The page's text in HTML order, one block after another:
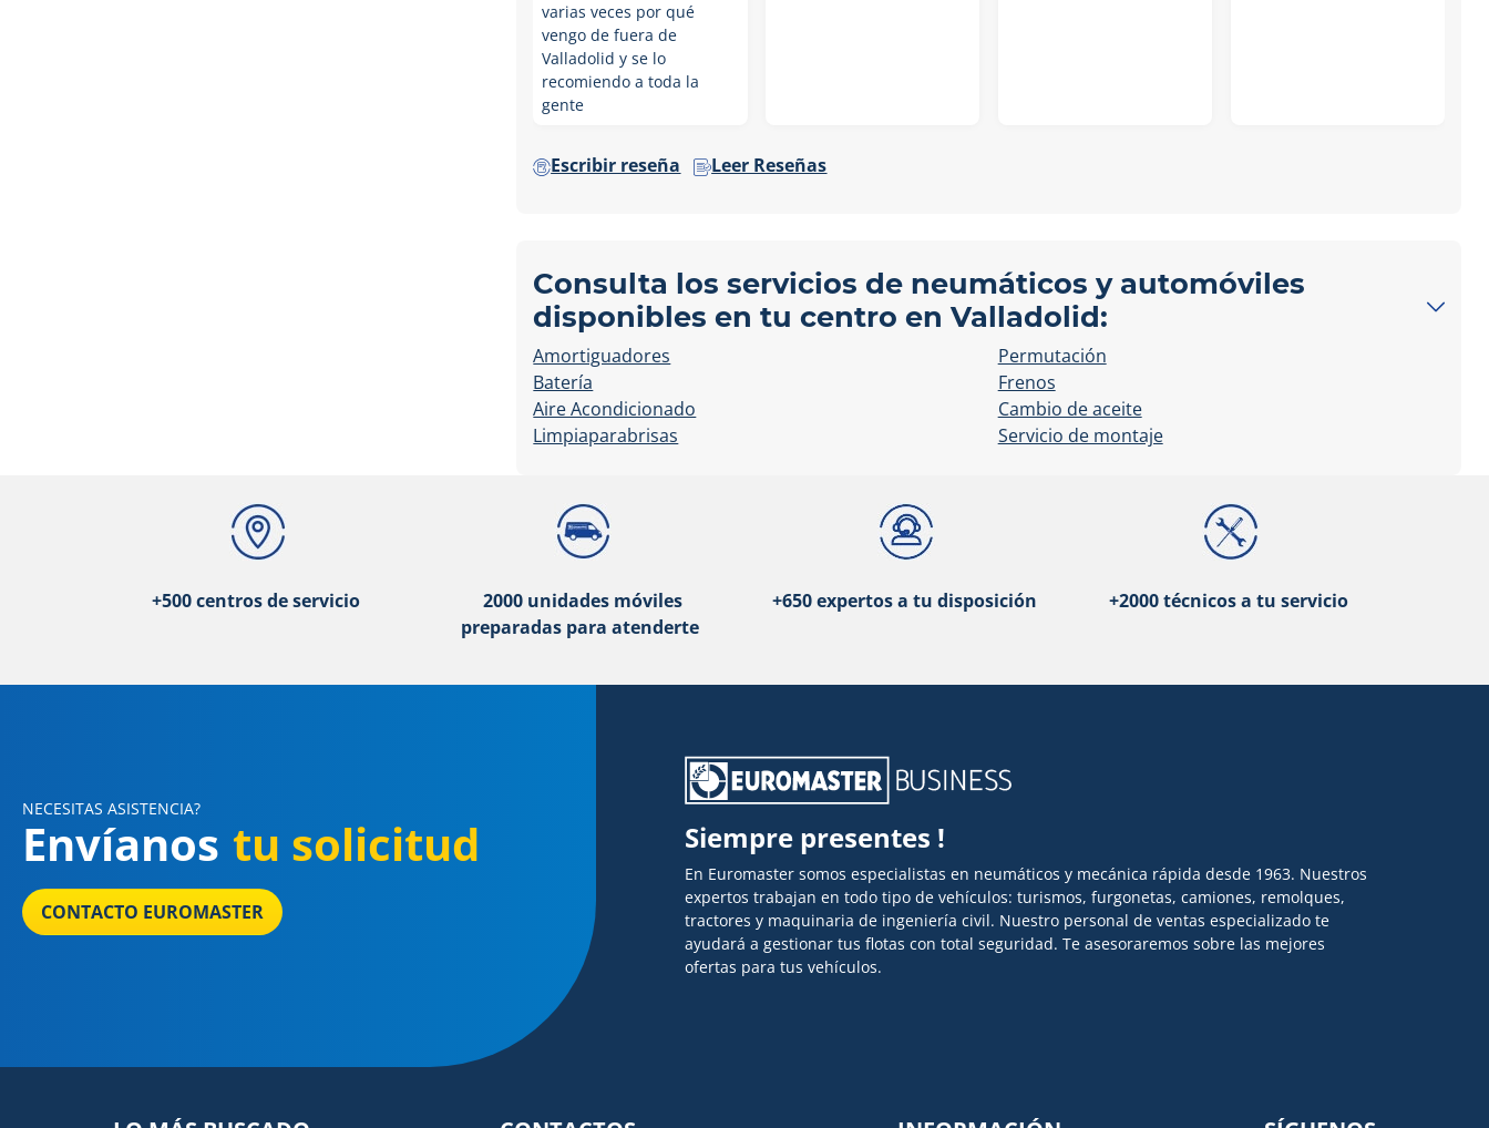
varias veces por qué
vengo de fuera de
Valladolid y se lo
recomiendo a toda la
gente
Escribir reseña Leer Reseñas
Consulta los servicios de neumáticos y automóviles
disponibles en tu centro en Valladolid:
Amortiguadores
Batería
Aire Acondicionado
Limpiaparabrisas
Permutación
Frenos
Cambio de aceite
Servicio de montaje
+500 centros de servicio
2000 unidades móviles
preparadas para atenderte
+650 expertos a tu disposición +2000 técnicos a tu servicio
NECESITAS ASISTENCIA?
Envíanos tu solicitud
CONTACTO EUROMASTER
Siempre presentes !
En Euromaster somos especialistas en neumáticos y mecánica rápida desde 1963. Nuestros
expertos trabajan en todo tipo de vehículos: turismos, furgonetas, camiones, remolques,
tractores y maquinaria de ingeniería civil. Nuestro personal de ventas especializado te
ayudará a gestionar tus flotas con total seguridad. Te asesoraremos sobre las mejores
ofertas para tus vehículos.